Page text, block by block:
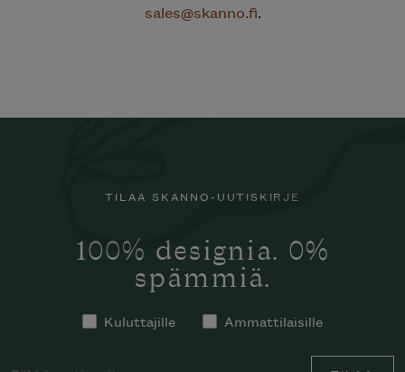
sales@skanno.fi.
TILAA SKANNO-UUTISKIRJE
100% designia. 0%
spämmiä.
Kuluttajille Ammattilaisille